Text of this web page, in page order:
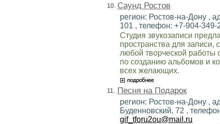
10. Саунд Ростов
регион: Ростов-на-Дону ,
101 , телефон: +7-904-
Студия звукозаписи
пространства для записи,
любой творческой работы
по созданию альбомов и
всех желающих.
11. Песня на Подарок
регион: Ростов-на-Дону ,
Буденновский, 72 ,
gif_tforu2ou@mail.ru